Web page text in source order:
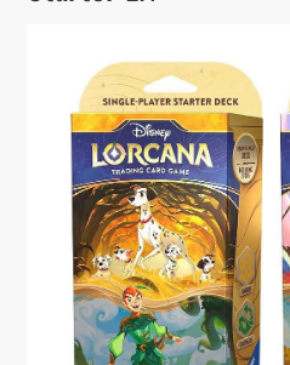
Krimi-Dinner
Living Card Games
Malen/Modellbau
Rollenspiele